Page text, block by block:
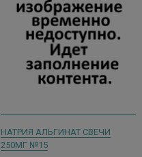
НАТРИЯ АЛЬГИНАТ СВЕЧИ
250МГ №15